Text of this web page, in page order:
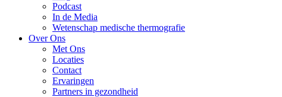
Podcast
In de Media
Wetenschap medische thermografie
Over Ons
Met Ons
Locaties
Contact
Ervaringen
Partners in gezondheid